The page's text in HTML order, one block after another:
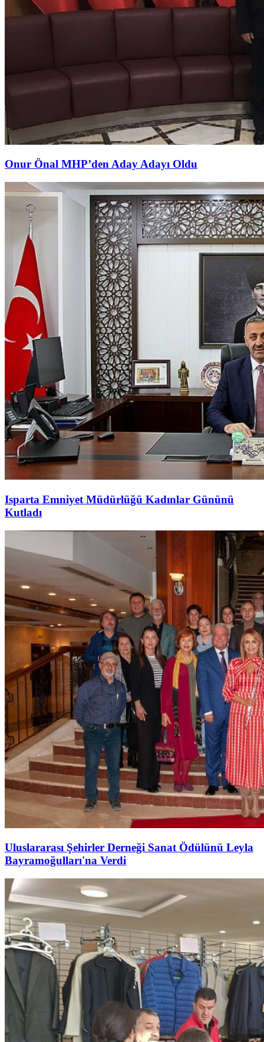
Onur Önal MHP’den Aday Adayı Oldu
Isparta Emniyet Müdürlüğü Kadınlar Gününü
Kutladı
Uluslararası Şehirler Derneği Sanat Ödülünü Leyla
Bayramoğulları'na Verdi